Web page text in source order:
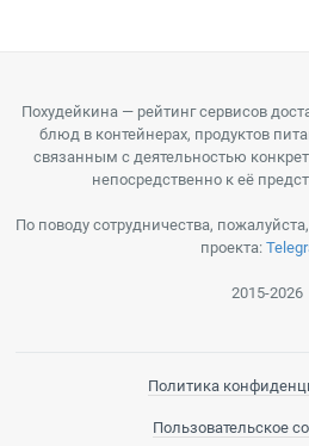
Похудейкина — рейтинг сервисов
блюд в контейнерах, продуктов
связанным с деятельностью
непосредственно к её
По поводу сотрудничества,
проекта:
2015-2026
Политика
Пользовательское